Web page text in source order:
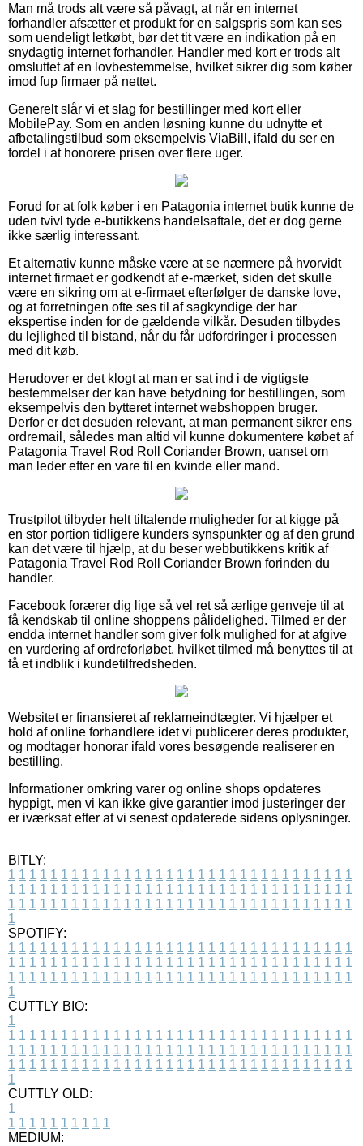
Man må trods alt være så påvagt, at når en internet
forhandler afsætter et produkt for en salgspris som kan ses
som uendeligt letkøbt, bør det tit være en indikation på en
snydagtig internet forhandler. Handler med kort er trods alt
omsluttet af en lovbestemmelse, hvilket sikrer dig som køber
imod fup firmaer på nettet.
Generelt slår vi et slag for bestillinger med kort eller
MobilePay. Som en anden løsning kunne du udnytte et
afbetalingstilbud som eksempelvis ViaBill, ifald du ser en
fordel i at honorere prisen over flere uger.
Forud for at folk køber i en Patagonia internet butik kunne de
uden tvivl tyde e-butikkens handelsaftale, det er dog gerne
ikke særlig interessant.
Et alternativ kunne måske være at se nærmere på hvorvidt
internet firmaet er godkendt af e-mærket, siden det skulle
være en sikring om at e-firmaet efterfølger de danske love,
og at forretningen ofte ses til af sagkyndige der har
ekspertise inden for de gældende vilkår. Desuden tilbydes
du lejlighed til bistand, når du får udfordringer i processen
med dit køb.
Herudover er det klogt at man er sat ind i de vigtigste
bestemmelser der kan have betydning for bestillingen, som
eksempelvis den bytteret internet webshoppen bruger.
Derfor er det desuden relevant, at man permanent sikrer ens
ordremail, således man altid vil kunne dokumentere købet af
Patagonia Travel Rod Roll Coriander Brown, uanset om
man leder efter en vare til en kvinde eller mand.
Trustpilot tilbyder helt tiltalende muligheder for at kigge på
en stor portion tidligere kunders synspunkter og af den grund
kan det være til hjælp, at du beser webbutikkens kritik af
Patagonia Travel Rod Roll Coriander Brown forinden du
handler.
Facebook forærer dig lige så vel ret så ærlige genveje til at
få kendskab til online shoppens pålidelighed. Tilmed er der
endda internet handler som giver folk mulighed for at afgive
en vurdering af ordreforløbet, hvilket tilmed må benyttes til at
få et indblik i kundetilfredsheden.
Websitet er finansieret af reklameindtægter. Vi hjælper et
hold af online forhandlere idet vi publicerer deres produkter,
og modtager honorar ifald vores besøgende realiserer en
bestilling.
Informationer omkring varer og online shops opdateres
hyppigt, men vi kan ikke give garantier imod justeringer der
er iværksat efter at vi senest opdaterede sidens oplysninger.
BITLY:
1 1 1 1 1 1 1 1 1 1 1 1 1 1 1 1 1 1 1 1 1 1 1 1 1 1 1 1 1 1 1 1 1
1 1 1 1 1 1 1 1 1 1 1 1 1 1 1 1 1 1 1 1 1 1 1 1 1 1 1 1 1 1 1 1 1
1 1 1 1 1 1 1 1 1 1 1 1 1 1 1 1 1 1 1 1 1 1 1 1 1 1 1 1 1 1 1 1 1
1
SPOTIFY:
1 1 1 1 1 1 1 1 1 1 1 1 1 1 1 1 1 1 1 1 1 1 1 1 1 1 1 1 1 1 1 1 1
1 1 1 1 1 1 1 1 1 1 1 1 1 1 1 1 1 1 1 1 1 1 1 1 1 1 1 1 1 1 1 1 1
1 1 1 1 1 1 1 1 1 1 1 1 1 1 1 1 1 1 1 1 1 1 1 1 1 1 1 1 1 1 1 1 1
1
CUTTLY BIO:
1
1 1 1 1 1 1 1 1 1 1 1 1 1 1 1 1 1 1 1 1 1 1 1 1 1 1 1 1 1 1 1 1 1
1 1 1 1 1 1 1 1 1 1 1 1 1 1 1 1 1 1 1 1 1 1 1 1 1 1 1 1 1 1 1 1 1
1 1 1 1 1 1 1 1 1 1 1 1 1 1 1 1 1 1 1 1 1 1 1 1 1 1 1 1 1 1 1 1 1
1
CUTTLY OLD:
1
1 1 1 1 1 1 1 1 1 1
MEDIUM: